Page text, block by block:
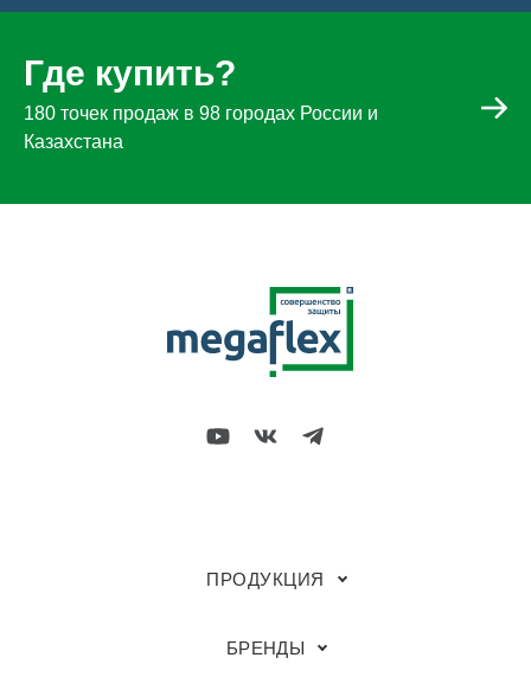
Где купить?
180 точек продаж в 98 городах России и
Казахстана
ПРОДУКЦИЯ
БРЕНДЫ